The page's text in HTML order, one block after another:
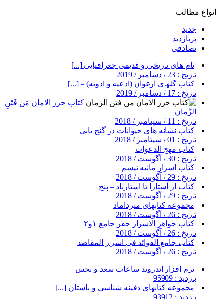
انواع مطالب
جدید
پربازدید
تصادفی
نام های تاریخی و قدیمی جغرافیایی [...]
تاریخ : 23 / دسامبر / 2019
کتاب گلهای ارغوان (ادعیه و ادویه) – [...]
تاریخ : 17 / دسامبر / 2019
کتاب حرز الامان مَن فَتَنِ
الزَّمان
تاریخ : 11 / سپتامبر / 2018
کتاب نشانه های حیوانات در گنج یابی
تاریخ : 01 / سپتامبر / 2018
کتاب مهج الدعوات
تاریخ : 30 / آگوست / 2018
کتاب اسرار مانیه تیسم
تاریخ : 29 / آگوست / 2018
کتاب از آستارا تا استارباد – پنج
تاریخ : 29 / آگوست / 2018
مجموعه کتابهای میرداماد
تاریخ : 26 / آگوست / 2018
کتاب جواهر الاسرار جفر جامع ۱و۲
تاریخ : 26 / آگوست / 2018
کتاب جامع الفوائد فی اسرار المقاصد
تاریخ : 26 / آگوست / 2018
نرم افزار اندروید ساعات سعد و نحس
بازدید : 95909
مجموعه کتابهای دفینه شناسی و باستان [...]
بازدید : 93912